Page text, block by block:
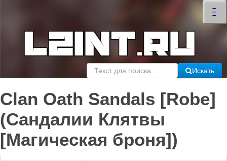
–
–
–
×
Искать
Clan Oath Sandals [Robe]
(Сандалии Клятвы
[Магическая броня])